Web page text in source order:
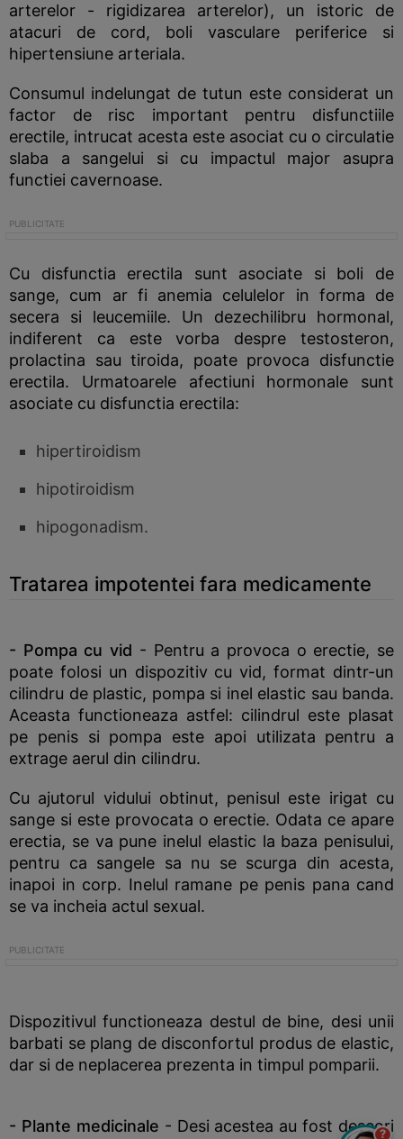
arterelor - rigidizarea arterelor), un istoric de
atacuri de cord, boli vasculare periferice si
hipertensiune arteriala.
Consumul indelungat de tutun este considerat un
factor de risc important pentru disfunctiile
erectile, intrucat acesta este asociat cu o circulatie
slaba a sangelui si cu impactul major asupra
functiei cavernoase.
Cu disfunctia erectila sunt asociate si boli de
sange, cum ar fi anemia celulelor in forma de
secera si leucemiile. Un dezechilibru hormonal,
indiferent ca este vorba despre testosteron,
prolactina sau tiroida, poate provoca disfunctie
erectila. Urmatoarele afectiuni hormonale sunt
asociate cu disfunctia erectila:
hipertiroidism
hipotiroidism
hipogonadism.
Tratarea impotentei fara medicamente
- Pompa cu vid - Pentru a provoca o erectie, se
poate folosi un dispozitiv cu vid, format dintr-un
cilindru de plastic, pompa si inel elastic sau banda.
Aceasta functioneaza astfel: cilindrul este plasat
pe penis si pompa este apoi utilizata pentru a
extrage aerul din cilindru.
Cu ajutorul vidului obtinut, penisul este irigat cu
sange si este provocata o erectie. Odata ce apare
erectia, se va pune inelul elastic la baza penisului,
pentru ca sangele sa nu se scurga din acesta,
inapoi in corp. Inelul ramane pe penis pana cand
se va incheia actul sexual.
Dispozitivul functioneaza destul de bine, desi unii
barbati se plang de disconfortul produs de elastic,
dar si de neplacerea prezenta in timpul pomparii.
- Plante medicinale - Desi acestea au fost deseori
?